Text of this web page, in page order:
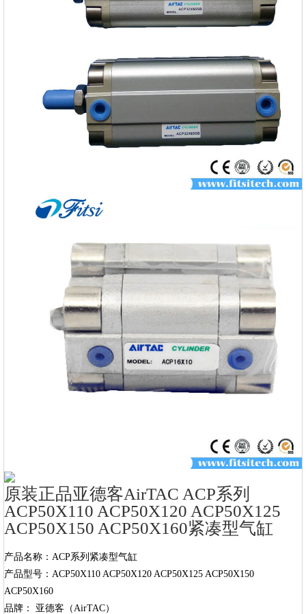
原装正品亚德客AirTAC ACP系列
ACP50X110 ACP50X120 ACP50X125
ACP50X150 ACP50X160紧凑型气缸
产品名称：ACP系列紧凑型气缸
产品型号：ACP50X110 ACP50X120 ACP50X125 ACP50X150
ACP50X160
品牌： 亚德客（AirTAC）